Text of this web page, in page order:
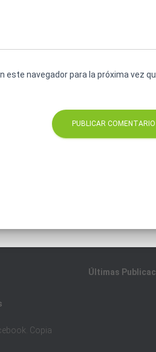
este navegador para la próxima vez
Copia
Últimas